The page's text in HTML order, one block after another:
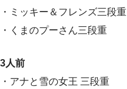
・ミッキー＆フレンズ三段重
・くまのプーさん三段重
3人前
・アナと雪の女王 三段重